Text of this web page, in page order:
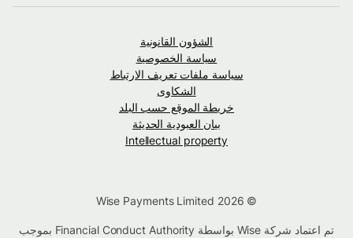
الشؤون القانونية
سياسة الخصوصية
سياسة ملفات تعريف الارتباط
الشكاوى
خريطة الموقع حسب البلد
بيان العبودية الحديثة
Intellectual property
تم اعتماد شركة Wise بواسطة Financial Conduct Authority بموجب